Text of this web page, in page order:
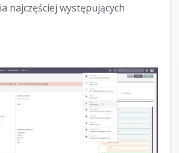
najczęściej występujących